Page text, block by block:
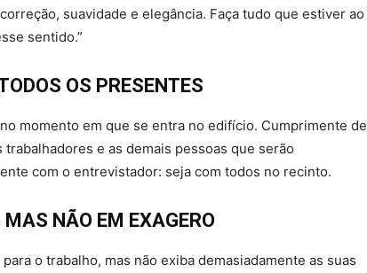
suavidade e elegância. Faça tudo que estiver ao
sentido.”
OS PRESENTES
momento em que se entra no edifício. Cumprimente de
e as demais pessoas que serão
com o entrevistador: seja com todos no recinto.
NÃO EM EXAGERO
o trabalho, mas não exiba demasiadamente as suas